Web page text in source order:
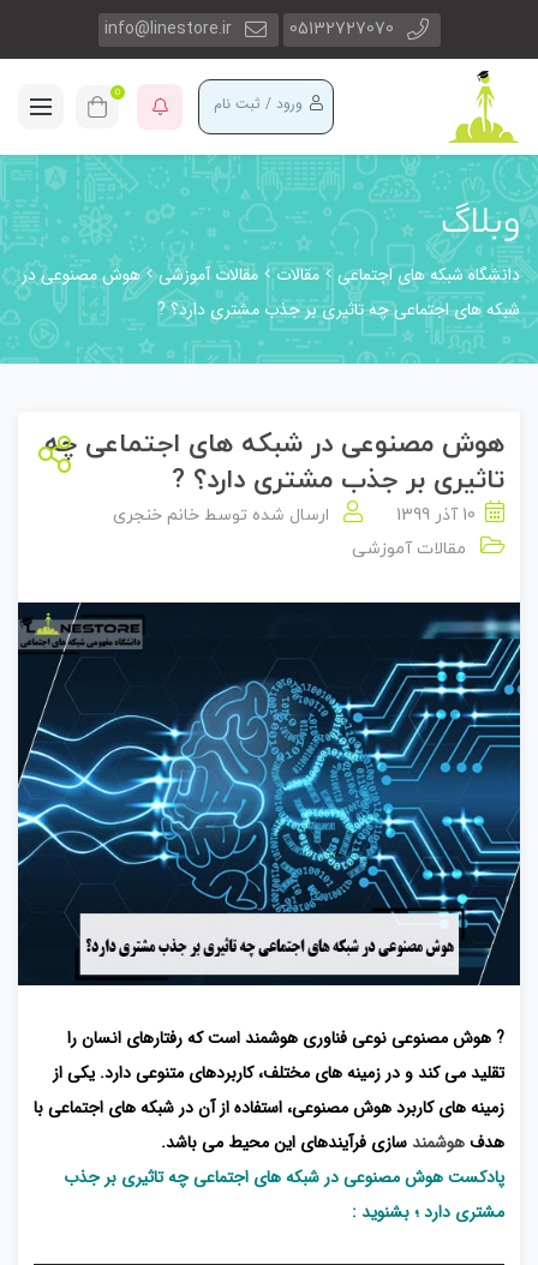
05132727070
info@linestore.ir
ورود / ثبت نام 0
وبلاگ
دانشگاه شبکه های اجتماعی مقالات مقالات آموزشی
هوش مصنوعی در
شبکه های اجتماعی چه تاثیری بر جذب مشتری دارد؟ ?
هوش مصنوعی در شبکه های اجتماعی چه
تاثیری بر جذب مشتری دارد؟ ?
10 آذر 1399 ارسال شده توسط خانم خنجری
مقالات آموزشی
?هوش مصنوعی نوعی فناوری هوشمند است که رفتارهای انسان را
تقلید می کند و در زمینه های مختلف، کاربردهای متنوعی دارد. یکی از
زمینه های کاربرد هوش مصنوعی، استفاده از آن در شبکه های اجتماعی با
هدفهوشمند سازی فرآیندهای این محیط می باشد.
پادکست هوش مصنوعی در شبکه های اجتماعی چه تاثیری بر جذب
مشتری دارد ؛ بشنوید :